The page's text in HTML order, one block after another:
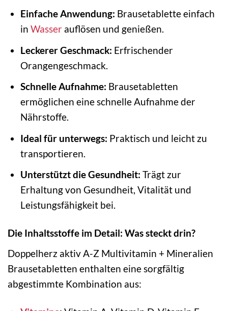
Einfache Anwendung: Brausetablette einfach
in Wasserauflösen und genießen.
Leckerer Geschmack: Erfrischender
Orangengeschmack.
Schnelle Aufnahme: Brausetabletten
ermöglichen eine schnelle Aufnahme der
Nährstoffe.
Ideal für unterwegs: Praktisch und leicht zu
transportieren.
Unterstützt die Gesundheit: Trägt zur
Erhaltung von Gesundheit, Vitalität und
Leistungsfähigkeit bei.
Die Inhaltsstoffe im Detail: Was steckt drin?
Doppelherz aktiv A-Z Multivitamin + Mineralien
Brausetabletten enthalten eine sorgfältig
abgestimmte Kombination aus: